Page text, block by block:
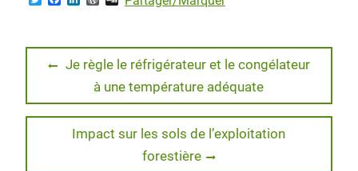
t
b
o
e
d
P
r
e
s
s
Navigation
l’article
Previous
Je règle le réfrigérateur et le congélateur
à une température adéquate
Next
Impact sur les sols de l’exploitation
forestière